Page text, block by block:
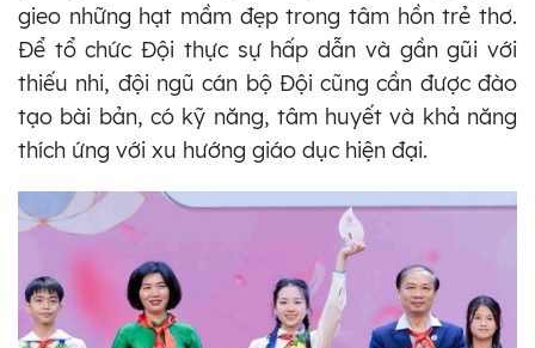
gieo những hạt mầm đẹp trong tâm hồn trẻ thơ.
Để tổ chức Đội thực sự hấp dẫn và gần gũi với
thiếu nhi, đội ngũ cán bộ Đội cũng cần được đào
tạo bài bản, có kỹ năng, tâm huyết và khả năng
thích ứng với xu hướng giáo dục hiện đại.